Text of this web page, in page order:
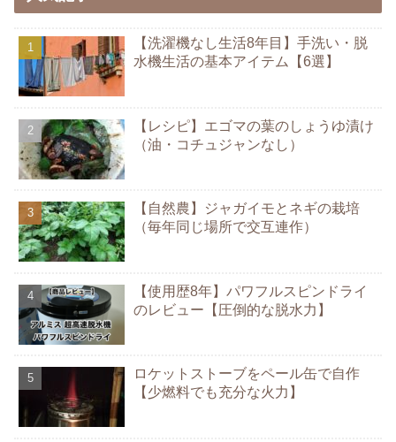
【洗濯機なし生活8年目】手洗い・脱
水機生活の基本アイテム【6選】
【レシピ】エゴマの葉のしょうゆ漬け
（油・コチュジャンなし）
【自然農】ジャガイモとネギの栽培
（毎年同じ場所で交互連作）
【使用歴8年】パワフルスピンドライ
のレビュー【圧倒的な脱水力】
ロケットストーブをペール缶で自作
【少燃料でも充分な火力】